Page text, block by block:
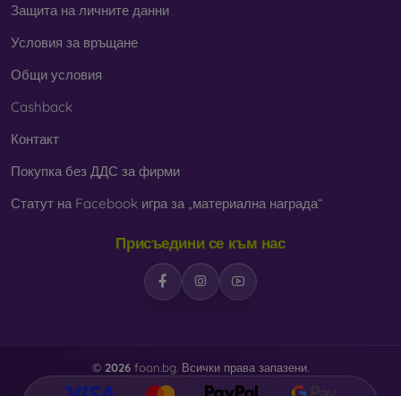
Защита на личните данни
Условия за връщане
Общи условия
Cashback
Контакт
Покупка без ДДС за фирми
Статут на Facebook игра за „материална награда“
Присъедини се към нас
© 2026 foon.bg. Всички права запазени.